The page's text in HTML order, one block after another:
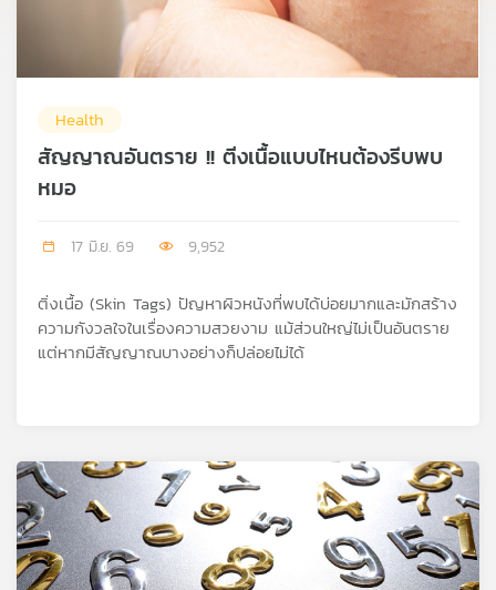
สต์
คุณ
เพลง
ข่าว
และ
กิจกรรม
Health
สัญญาณอันตราย !! ติ่งเนื้อแบบไหนต้องรีบพบ
หมอ
17 มิ.ย. 69 9,952
ติ่งเนื้อ (Skin Tags) ปัญหาผิวหนังที่พบได้บ่อยมากและมักสร้าง
ความกังวลใจในเรื่องความสวยงาม แม้ส่วนใหญ่ไม่เป็นอันตราย
แต่หากมีสัญญาณบางอย่างก็ปล่อยไม่ได้